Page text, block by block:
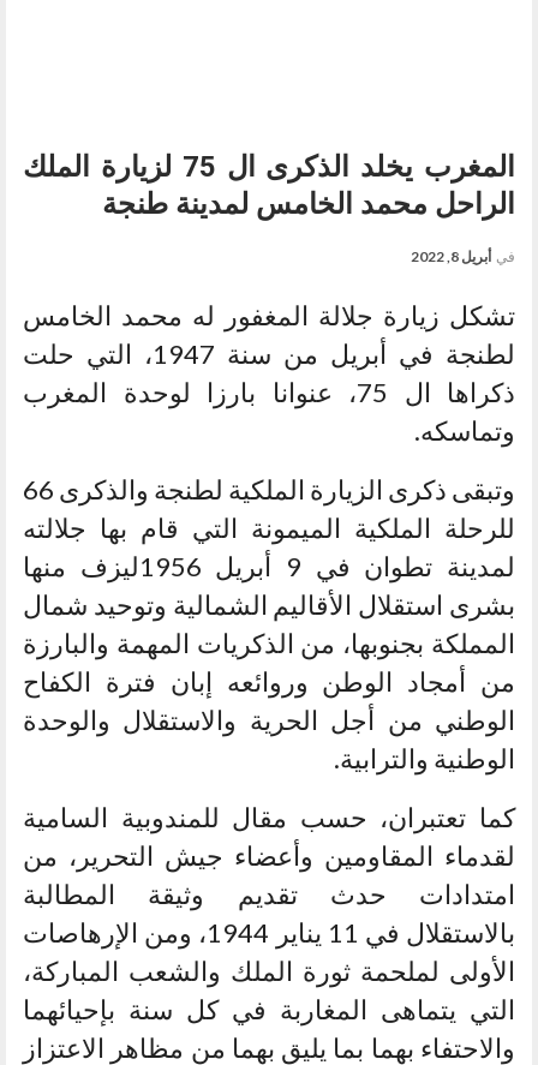
المغرب يخلد الذكرى ال 75 لزيارة الملك
الراحل محمد الخامس لمدينة طنجة
في أبريل 8, 2022
تشكل زيارة جلالة المغفور له محمد الخامس
لطنجة في أبريل من سنة 1947، التي حلت
ذكراها ال 75، عنوانا بارزا لوحدة المغرب
وتماسكه.
وتبقى ذكرى الزيارة الملكية لطنجة والذكرى 66
للرحلة الملكية الميمونة التي قام بها جلالته
لمدينة تطوان في 9 أبريل 1956ليزف منها
بشرى استقلال الأقاليم الشمالية وتوحيد شمال
المملكة بجنوبها، من الذكريات المهمة والبارزة
من أمجاد الوطن وروائعه إبان فترة الكفاح
الوطني من أجل الحرية والاستقلال والوحدة
الوطنية والترابية.
كما تعتبران، حسب مقال للمندوبية السامية
لقدماء المقاومين وأعضاء جيش التحرير، من
امتدادات حدث تقديم وثيقة المطالبة
بالاستقلال في 11 يناير 1944، ومن الإرهاصات
الأولى لملحمة ثورة الملك والشعب المباركة،
التي يتماهى المغاربة في كل سنة بإحيائهما
والاحتفاء بهما بما يليق بهما من مظاهر الاعتزاز